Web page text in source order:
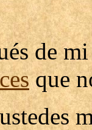
de
que